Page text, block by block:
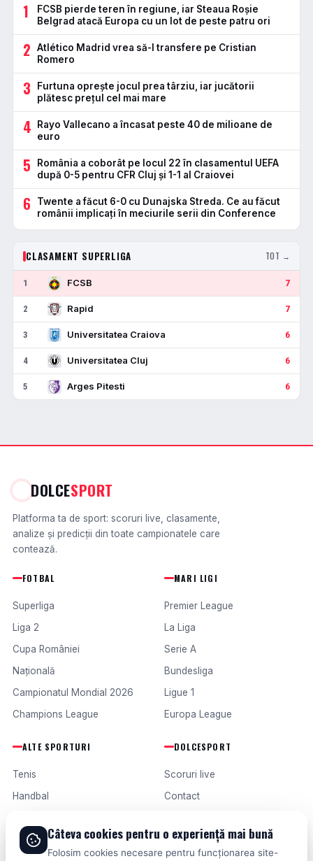
1
FCSB pierde teren în regiune, iar Steaua Roșie
Belgrad atacă Europa cu un lot de peste patru ori
2
Atlético Madrid vrea să-l transfere pe Cristian
Romero
3
Furtuna oprește jocul prea târziu, iar jucătorii
plătesc prețul cel mai mare
4
Rayo Vallecano a încasat peste 40 de milioane de
euro
5
România a coborât pe locul 22 în clasamentul UEFA
după 0-5 pentru CFR Cluj și 1-1 al Craiovei
6
Twente a făcut 6-0 cu Dunajska Streda. Ce au făcut
românii implicați în meciurile serii din Conference
CLASAMENT SUPERLIGA TOT →
1 FCSB 7
2 Rapid 7
3 Universitatea Craiova 6
4 Universitatea Cluj 6
5 Arges Pitesti 6
DOLCESPORT
Platforma ta de sport: scoruri live, clasamente,
analize și predicții din toate campionatele care
contează.
FOTBAL
Superliga
Liga 2
Cupa României
Națională
Campionatul Mondial 2026
Champions League
MARI LIGI
Premier League
La Liga
Serie A
Bundesliga
Ligue 1
Europa League
ALTE SPORTURI
Tenis
Handbal
Formula 1
DOLCESPORT
Scoruri live
Contact
Termeni și condiții
Câteva cookies pentru o experiență mai bună
Folosim cookies necesare pentru funcționarea site-